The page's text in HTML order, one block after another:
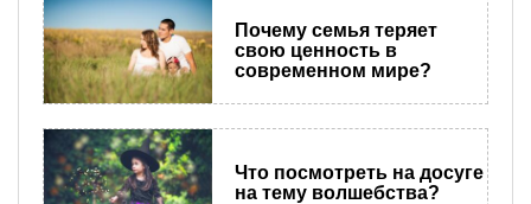
Почему семья теряет
свою ценность в
современном мире?
Что посмотреть на досуге
на тему волшебства?